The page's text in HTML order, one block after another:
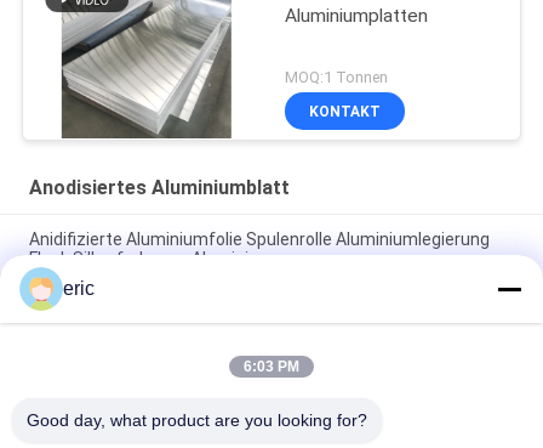
Aluminiumplatten
MOQ:1 Tonnen
KONTAKT
Anodisiertes Aluminiumblatt
Anidifizierte Aluminiumfolie Spulenrolle Aluminiumlegierung
Fleck Silberfarbenes Aluminium
3000 Reihe 1500mm anodisierte Aluminiumblatt für Lizenz-
Platte
2mm 3mm starkes anodisiertes Aluminiumblatt 5052 5083
eric
6:03 PM
Good day, what product are you looking for?